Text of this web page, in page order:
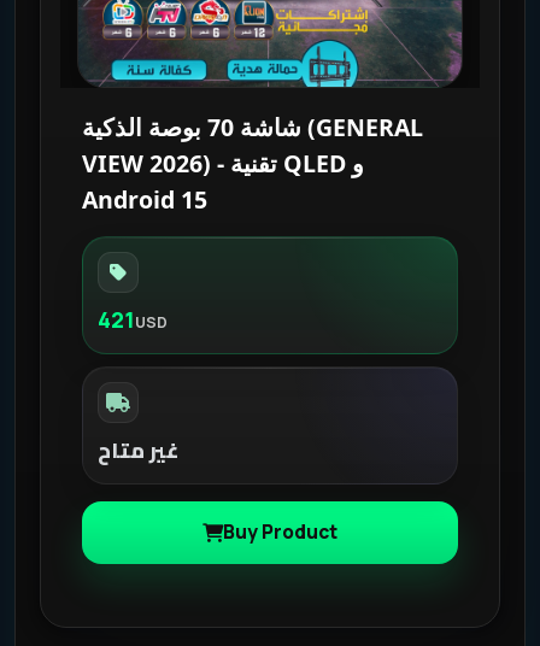
شاشة 70 بوصة الذكية (GENERAL
VIEW 2026) - تقنية QLED و
Android 15
421USD
غير متاح
Buy Product